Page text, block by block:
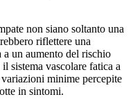
non siano soltanto una
riflettere una
un aumento del rischio
sistema vascolare fatica a
minime percepite
in sintomi.